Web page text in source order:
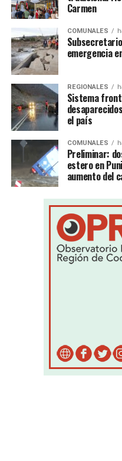
Carmen
COMUNALES
emergencia
REGIONALES
Sistema
el país
COMUNALES
Preliminar:
estero en
aumento del